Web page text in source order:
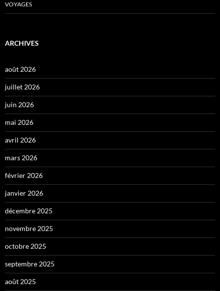
VOYAGES
ARCHIVES
août 2026
juillet 2026
juin 2026
mai 2026
avril 2026
mars 2026
février 2026
janvier 2026
décembre 2025
novembre 2025
octobre 2025
septembre 2025
août 2025